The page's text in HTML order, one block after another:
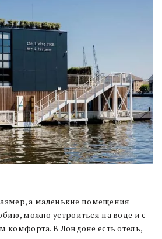
а маленькие помещения
можно устроиться на воде и с
комфорта. В Лондоне есть отель,